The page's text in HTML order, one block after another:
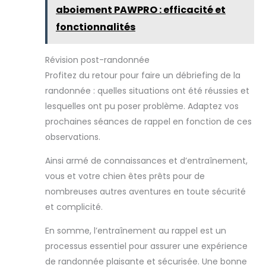
aboiement PAWPRO : efficacité et
fonctionnalités
Révision post-randonnée
Profitez du retour pour faire un débriefing de la
randonnée : quelles situations ont été réussies et
lesquelles ont pu poser problème. Adaptez vos
prochaines séances de rappel en fonction de ces
observations.
Ainsi armé de connaissances et d’entraînement,
vous et votre chien êtes prêts pour de
nombreuses autres aventures en toute sécurité
et complicité.
En somme, l’entraînement au rappel est un
processus essentiel pour assurer une expérience
de randonnée plaisante et sécurisée. Une bonne